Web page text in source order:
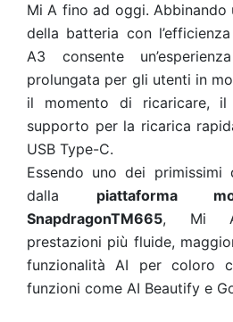
Mi A fino ad oggi. Abbinando
della batteria con
A3 consente
prolungata per gli utenti in
il momento di ricaricare,
supporto per la ricarica
USB Type-C.
Essendo uno dei primissimi
dalla piattaforma
SnapdragonTM665, Mi
prestazioni più fluide,
funzionalità AI per coloro
funzioni come AI Beautify e